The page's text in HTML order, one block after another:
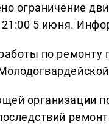
ограничение
5 июня.
по ремонту
организации